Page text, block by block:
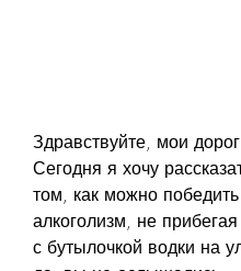
Здравствуйте, мои
Сегодня я хочу
том, как можно победить
алкоголизм, не
с бутылочкой водки на